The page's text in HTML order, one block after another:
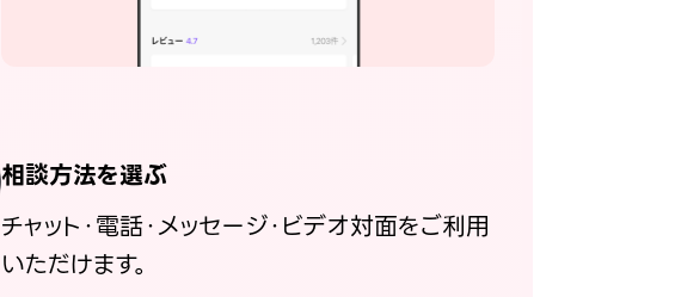
相談方法を選ぶ
チャット・電話・メッセージ・ビデオ対面をご利用
いただけます。